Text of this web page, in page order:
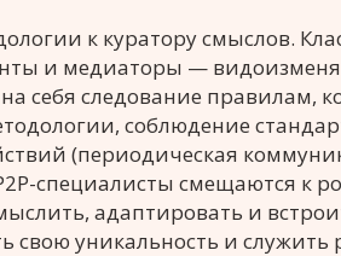
к куратору смыслов.
и медиаторы —
себя следование правилам,
соблюдение
(периодическая
специалисты смещаются к
адаптировать и
свою уникальность и